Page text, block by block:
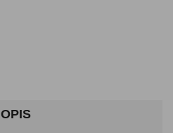
OPIS